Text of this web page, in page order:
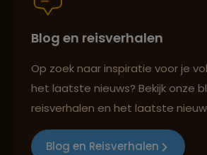
Best beoordeelde reisroutes
Reizen met oog voor mens,
Blog en reisverhalen
Op zoek naar inspiratie voor je
het laatste nieuws? Bekijk onze
reisverhalen en het laatste
Blog en Reisverhalen